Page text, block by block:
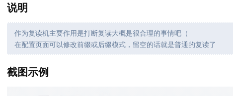
说明
作为复读机主要作用是打断复读大概是很合理的事情吧（
在配置页面可以修改前缀或后缀模式，留空的话就是普通的复读了
截图示例